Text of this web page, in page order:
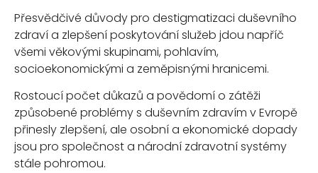
Přesvědčivé důvody pro destigmatizaci duševního
zdraví a zlepšení poskytování služeb jdou napříč
všemi věkovými skupinami, pohlavím,
socioekonomickými a zeměpisnými hranicemi.
Rostoucí počet důkazů a povědomí o zátěži
způsobené problémy s duševním zdravím v Evropě
přinesly zlepšení, ale osobní a ekonomické dopady
jsou pro společnost a národní zdravotní systémy
stále pohromou.